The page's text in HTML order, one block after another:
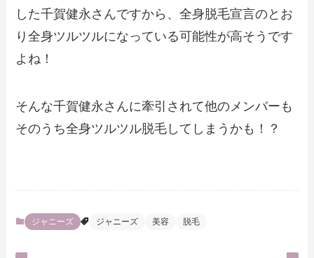
した千賀健永さんですから、全身脱毛宣言のとお
り全身ツルツルになっている可能性が高そうです
よね！
そんな千賀健永さんに牽引されて他のメンバーも
そのうち全身ツルツル脱毛してしまうかも！？
ジャニーズ ジャニーズ 美容 脱毛